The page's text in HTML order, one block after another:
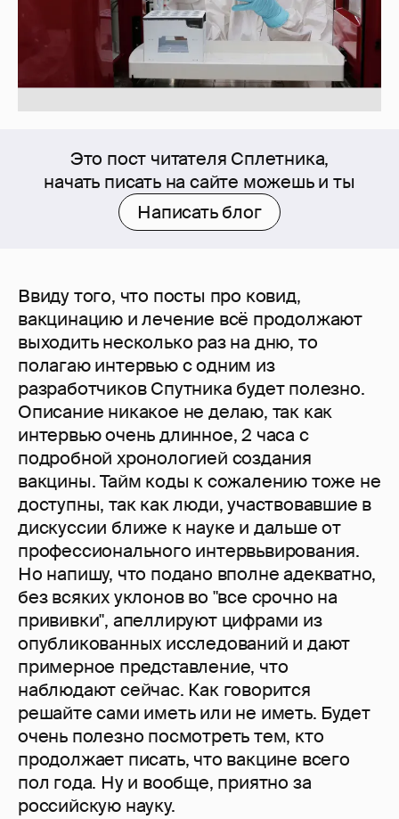
Это пост читателя Сплетника,
начать писать на сайте можешь и ты
Написать блог
Ввиду того, что посты про ковид,
вакцинацию и лечение всё продолжают
выходить несколько раз на дню, то
полагаю интервью с одним из
разработчиков Спутника будет полезно.
Описание никакое не делаю, так как
интервью очень длинное, 2 часа с
подробной хронологией создания
вакцины. Тайм коды к сожалению тоже не
доступны, так как люди, участвовавшие в
дискуссии ближе к науке и дальше от
профессионального интервьвирования.
Но напишу, что подано вполне адекватно,
без всяких уклонов во "все срочно на
прививки", апеллируют цифрами из
опубликованных исследований и дают
примерное представление, что
наблюдают сейчас. Как говорится
решайте сами иметь или не иметь. Будет
очень полезно посмотреть тем, кто
продолжает писать, что вакцине всего
пол года. Ну и вообще, приятно за
российскую науку.